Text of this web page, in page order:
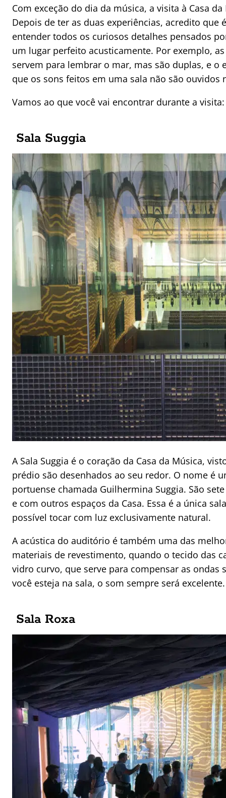
Com exceção do dia da música, a visita à Casa
Depois de ter as duas experiências, acredito que
entender todos os curiosos detalhes pensados
um lugar perfeito acusticamente. Por exemplo,
servem para lembrar o mar, mas são duplas, e o
que os sons feitos em uma sala não são ouvidos
Vamos ao que você vai encontrar durante a visita:
Sala Suggia
A Sala Suggia é o coração da Casa da Música,
prédio são desenhados ao seu redor. O nome é
portuense chamada Guilhermina Suggia. São
e com outros espaços da Casa. Essa é a única
possível tocar com luz exclusivamente natural.
A acústica do auditório é também uma das
materiais de revestimento, quando o tecido das
vidro curvo, que serve para compensar as
você esteja na sala, o som sempre será excelente.
Sala Roxa